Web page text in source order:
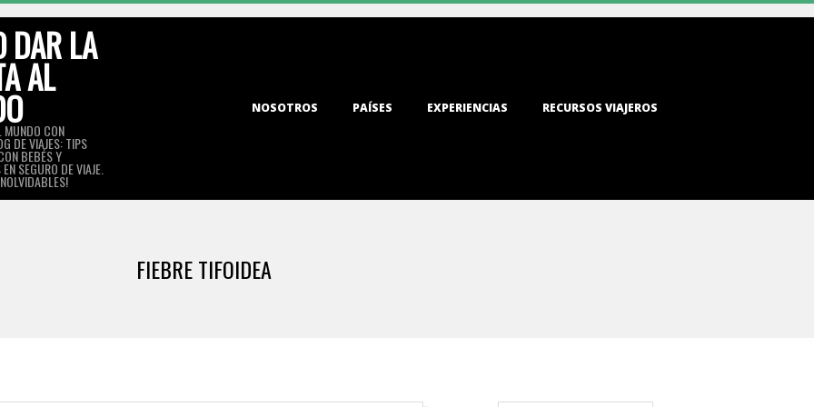
DAR LA
AL
MUNDO CON
DE VIAJES: TIPS
BEBÉS Y
SEGURO DE VIAJE.
NOSOTROS PAÍSES EXPERIENCIAS RECURSOS VIAJEROS
FIEBRE TIFOIDEA